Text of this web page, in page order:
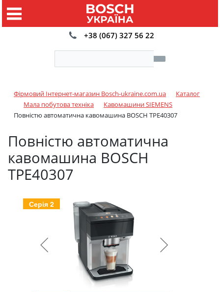
+38 (067) 327 56 22
Фірмовий Інтернет-магазин Bosch-ukraine.com.ua
Каталог
Мала побутова техніка
Кавомашини SIEMENS
Повністю автоматична кавомашина BOSCH TPE40307
Повністю автоматична
кавомашина BOSCH
TPE40307
Серія 2